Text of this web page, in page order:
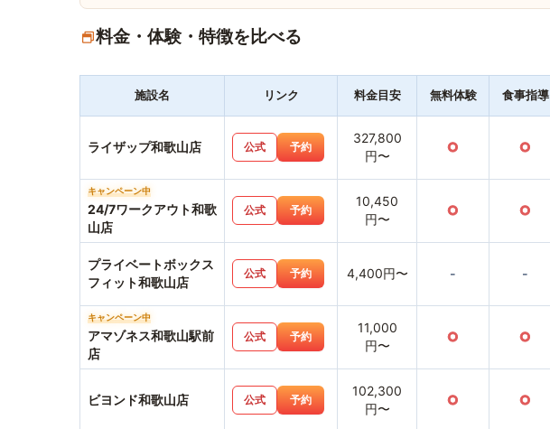
料金・体験・特徴を比べる
施設名 リンク 料金目安 無料体験 食事指導
ライザップ和歌山店 公式 予約
327,800
円〜
○ ○
キャンペーン中
24/7ワークアウト和歌
山店
公式 予約
10,450
円〜
○ ○
プライベートボックス
フィット和歌山店
公式 予約 4,400円〜 - -
キャンペーン中
アマゾネス和歌山駅前
店
公式 予約
11,000
円〜
○ ○
ビヨンド和歌山店 公式 予約
102,300
円〜
○ ○